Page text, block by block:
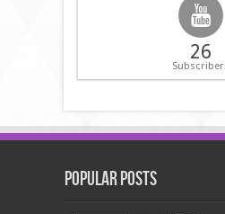
26
Popular Posts